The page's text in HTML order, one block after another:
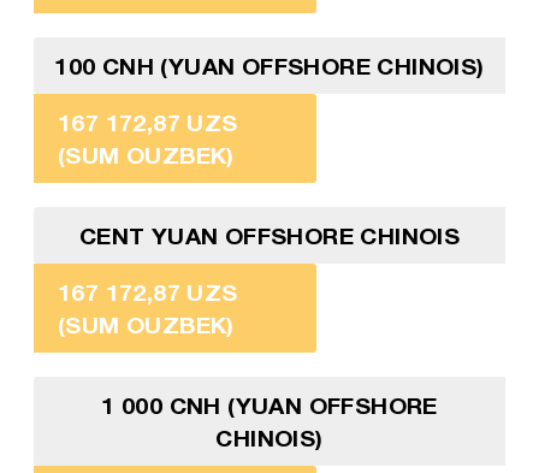
100 CNH (YUAN OFFSHORE CHINOIS)
167 172,87 UZS
(SUM OUZBEK)
CENT YUAN OFFSHORE CHINOIS
167 172,87 UZS
(SUM OUZBEK)
1 000 CNH (YUAN OFFSHORE
CHINOIS)